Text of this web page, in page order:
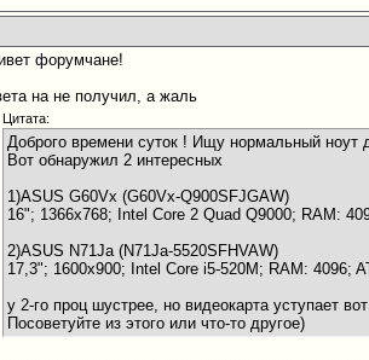
форумчане!
на не получил, а жаль
Цитата:
Доброго времени суток ! Ищу нормальный ноут
Вот обнаружил 2 интересных
1)ASUS G60Vx (G60Vx-Q900SFJGAW)
16"; 1366x768; Intel Core 2 Quad Q9000; RAM:
2)ASUS N71Ja (N71Ja-5520SFHVAW)
17,3"; 1600x900; Intel Core i5-520M; RAM: 4096;
у 2-го проц шустрее, но видеокарта уступает
Посоветуйте из этого или что-то другое)